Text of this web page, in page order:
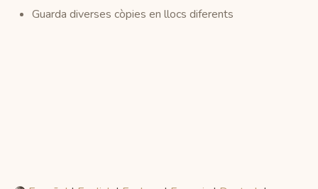
Guarda diverses còpies en llocs diferents